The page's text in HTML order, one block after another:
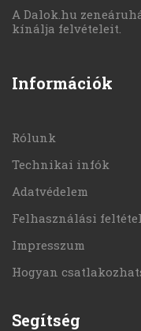
A Dalok.hu
kínálja felvételeit.
Információk
Rólunk
Technikai infók
Adatvédelem
Felhasználási
Impresszum
Hogyan
Segítség